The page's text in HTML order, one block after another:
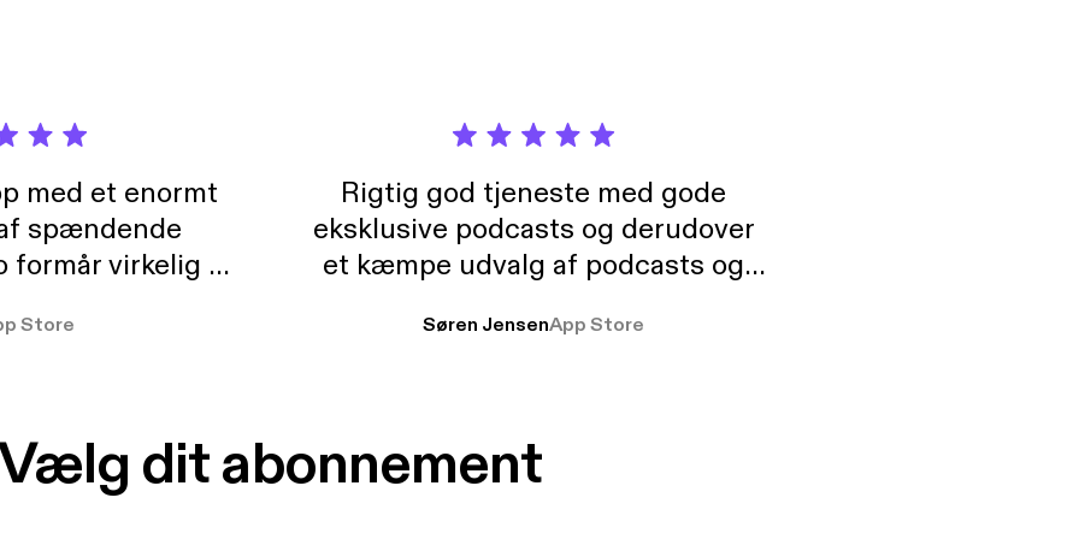
med et enormt
spændende
formår virkelig at
At der så også
Store
Rigtig god tjeneste med gode
eksklusive podcasts og derudover
et kæmpe udvalg af podcasts og
ikke andet så udelukkende pga
Søren JensenApp Store
dit abonnement